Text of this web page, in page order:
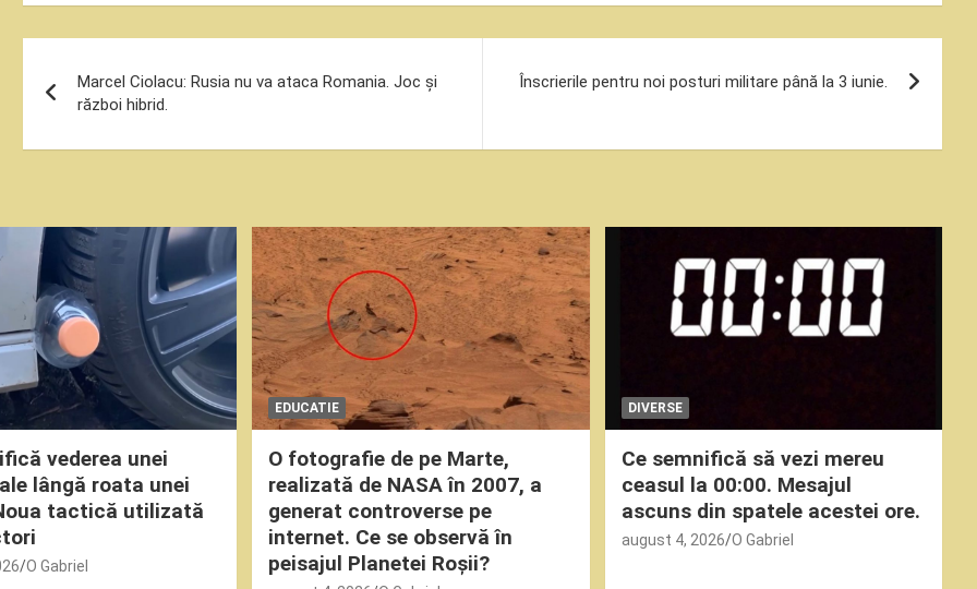
în
articole
Marcel Ciolacu: Rusia nu va ataca Romania. Joc și
război hibrid.
Înscrierile pentru noi posturi militare până la 3 iunie.
vederea unei
lângă roata unei
tactică utilizată
O Gabriel
EDUCATIE
O fotografie de pe Marte,
realizată de NASA în 2007, a
generat controverse pe
internet. Ce se observă în
peisajul Planetei Roșii?
DIVERSE
Ce semnifică să vezi mereu
ceasul la 00:00. Mesajul
ascuns din spatele acestei ore.
august 4, 2026 O Gabriel